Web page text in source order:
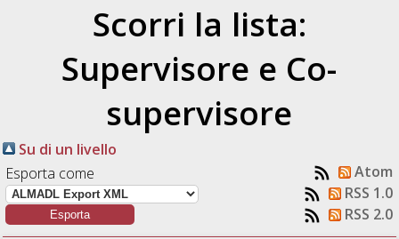
Scorri la lista:
Supervisore e Co-
supervisore
Su di un livello
Esporta come
Atom
RSS 1.0
RSS 2.0